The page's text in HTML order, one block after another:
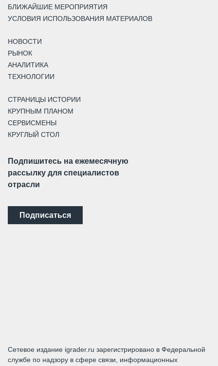
БЛИЖАЙШИЕ МЕРОПРИЯТИЯ
УСЛОВИЯ ИСПОЛЬЗОВАНИЯ МАТЕРИАЛОВ
НОВОСТИ
РЫНОК
АНАЛИТИКА
ТЕХНОЛОГИИ
СТРАНИЦЫ ИСТОРИИ
КРУПНЫМ ПЛАНОМ
СЕРВИСМЕНЫ
КРУГЛЫЙ СТОЛ
Подпишитесь на ежемесячную
рассылку для специалистов
отрасли
Подписаться
Сетевое издание igrader.ru зарегистрировано в Федеральной
службе по надзору в сфере связи, информационных